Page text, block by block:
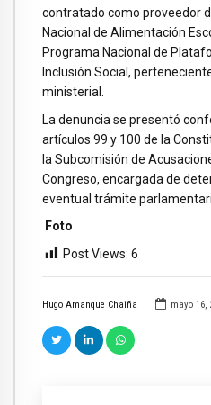
Hugo Amanque Chaiña mayo 16,
contratado como proveedor
Nacional de Alimentación
Programa Nacional de
Inclusión Social,
ministerial.
La denuncia se presentó
artículos 99 y 100 de la
la Subcomisión de
Congreso, encargada de
eventual trámite
Foto
Post Views: 6